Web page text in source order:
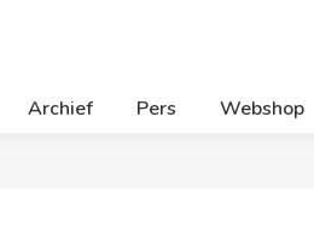
Archief Pers Webshop